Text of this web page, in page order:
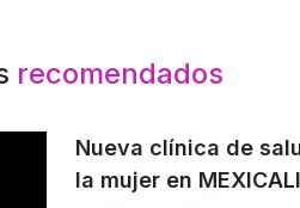
recomendados
Nueva clínica de
la mujer en MEXICALI